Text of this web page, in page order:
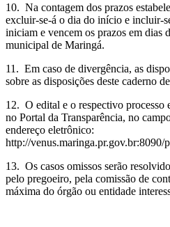
10. Na contagem dos prazos
excluir-se-á o dia do início e incluir-
iniciam e vencem os prazos em dias
municipal de Maringá.
11. Em caso de divergência, as
sobre as disposições deste caderno
12. O edital e o respectivo processo
no Portal da Transparência, no
endereço eletrônico:
http://venus.maringa.pr.gov.br:8090/
13. Os casos omissos serão
pelo pregoeiro, pela comissão de
máxima do órgão ou entidade